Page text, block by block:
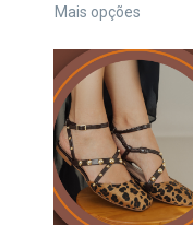
Mais opções